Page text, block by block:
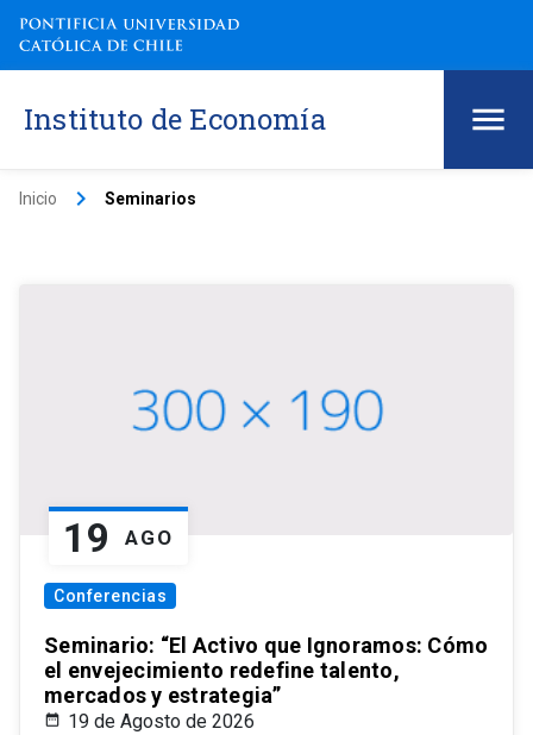
Instituto de Economía
Inicio keyboard_arrow_right Seminarios
19 AGO
Conferencias
Seminario: “El Activo que Ignoramos: Cómo
el envejecimiento redefine talento,
mercados y estrategia”
19 de Agosto de 2026